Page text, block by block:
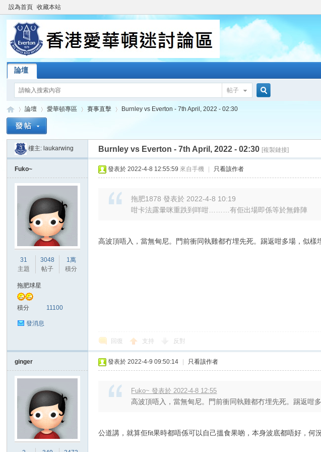
設為首頁 收藏本站
論壇
帖子
索
愛
»
論壇
›
愛華頓專區 賽事直擊
›
Burnley vs Everton - 7th April, 2022 - 02:30
樓主: laukarwing Burnley vs Everton - 7th April, 2022 - 02:30 [複製鏈接]
Fuko~
31
主題
3048
帖子
1萬
積分
拖肥球星
積分 11100
發消息
發表於 2022-4-8 12:55:59 來自手機 只看該作者
拖肥1878 發表於 2022-4-8 10:19
咁卡法露暈咪重跌到咩咁………有佢出場即係等於無鋒陣
高波頂唔入，當無甸尼。門前衝同執雞都冇埋先死。踢返咁多場，似樣
回復 支持 反對
ginger 發表於 2022-4-9 09:50:14 只看該作者
Fuko~ 發表於 2022-4-8 12:55
高波頂唔入，當無甸尼。門前衝同執雞都冇埋先死。踢返咁
公道講，就算佢fit果時都唔係可以自己搵食果啲，本身波底都唔好，何